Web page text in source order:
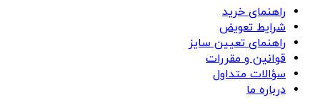
راهنمای خرید
شرایط تعویض
راهنمای تعیین سایز
قوانین و مقررات
سؤالات متداول
درباره ما